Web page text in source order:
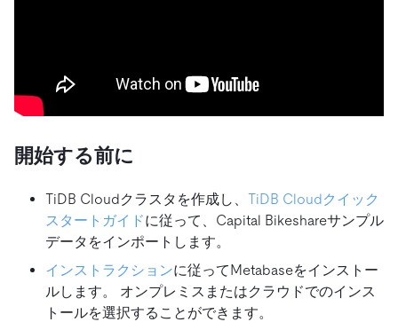
開始する前に
TiDB Cloudクラスタを作成し、 TiDB Cloudクイック
スタートガイドに従って、Capital Bikeshareサンプル
データをインポートします。
インストラクションに従ってMetabaseをインストー
ルします。 オンプレミスまたはクラウドでのインス
トールを選択することができます。